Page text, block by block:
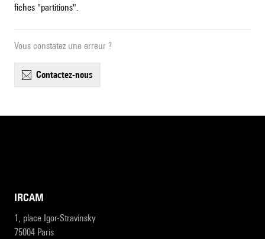
fiches "partitions".
Vous constatez une erreur ?
contactez-nous
IRCAM
1, place Igor-Stravinsky
75004 Paris